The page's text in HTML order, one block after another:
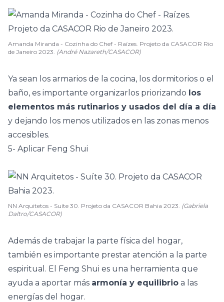
Amanda Miranda - Cozinha do Chef - Raízes. Projeto da CASACOR Rio
de Janeiro 2023. (André Nazareth/CASACOR)
Ya sean los armarios de la cocina, los dormitorios o el
baño, es importante organizarlos priorizando los
elementos más rutinarios y usados del día a día
y dejando los menos utilizados en las zonas menos
accesibles.
5- Aplicar Feng Shui
NN Arquitetos - Suíte 30. Projeto da CASACOR Bahia 2023. (Gabriela
Daltro/CASACOR)
Además de trabajar la parte física del hogar,
también es importante prestar atención a la parte
espiritual. El Feng Shui es una herramienta que
ayuda a aportar más armonía y equilibrio a las
energías del hogar.